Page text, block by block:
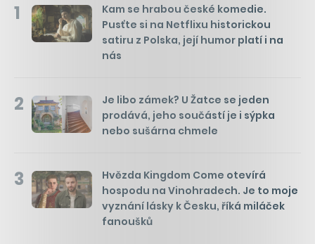
1
Kam se hrabou české komedie.
Pusťte si na Netflixu historickou
satiru z Polska, její humor platí i na
nás
2
Je libo zámek? U Žatce se jeden
prodává, jeho součástí je i sýpka
nebo sušárna chmele
3
Hvězda Kingdom Come otevírá
hospodu na Vinohradech. Je to moje
vyznání lásky k Česku, říká miláček
fanoušků